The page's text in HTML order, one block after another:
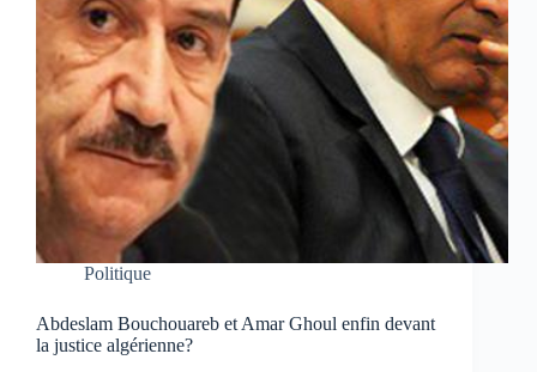
Politique
Abdeslam Bouchouareb et Amar Ghoul enfin devant
la justice algérienne?